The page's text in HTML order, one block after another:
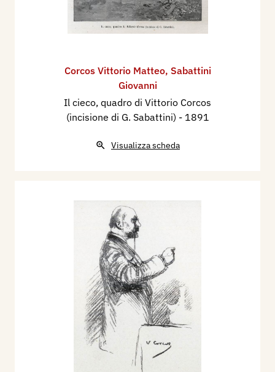
Corcos Vittorio Matteo, Sabattini
Giovanni
Il cieco, quadro di Vittorio Corcos
(incisione di G. Sabattini) - 1891
Visualizza scheda